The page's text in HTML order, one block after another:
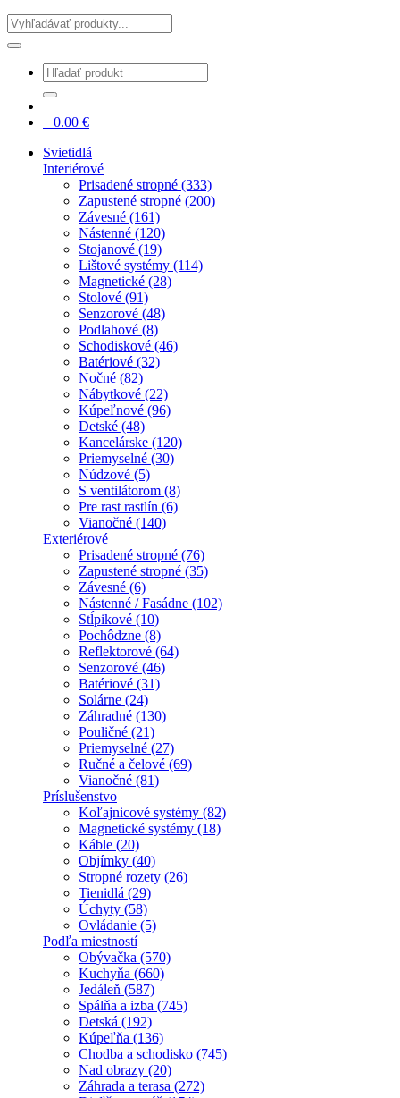
Hladať
0.00 €
Svietidlá
Interiérové
Prisadené stropné (333)
Zapustené stropné (200)
Závesné (161)
Nástenné (120)
Stojanové (19)
Lištové systémy (114)
Magnetické (28)
Stolové (91)
Senzorové (48)
Podlahové (8)
Schodiskové (46)
Batériové (32)
Nočné (82)
Nábytkové (22)
Kúpeľnové (96)
Detské (48)
Kancelárske (120)
Priemyselné (30)
Núdzové (5)
S ventilátorom (8)
Pre rast rastlín (6)
Vianočné (140)
Exteriérové
Prisadené stropné (76)
Zapustené stropné (35)
Závesné (6)
Nástenné / Fasádne (102)
Stĺpikové (10)
Pochôdzne (8)
Reflektorové (64)
Senzorové (46)
Batériové (31)
Solárne (24)
Záhradné (130)
Pouličné (21)
Priemyselné (27)
Ručné a čelové (69)
Vianočné (81)
Príslušenstvo
Koľajnicové systémy (82)
Magnetické systémy (18)
Káble (20)
Objímky (40)
Stropné rozety (26)
Tienidlá (29)
Úchyty (58)
Ovládanie (5)
Podľa miestností
Obývačka (570)
Kuchyňa (660)
Jedáleň (587)
Spálňa a izba (745)
Detská (192)
Kúpeľňa (136)
Chodba a schodisko (745)
Nad obrazy (20)
Záhrada a terasa (272)